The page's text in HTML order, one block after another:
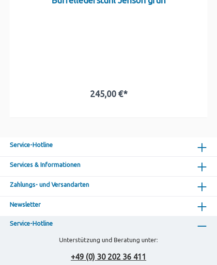
245,00 €*
Service-Hotline
Services & Informationen
Zahlungs- und Versandarten
Newsletter
Service-Hotline
Unterstützung und Beratung unter:
+49 (0) 30 202 36 411